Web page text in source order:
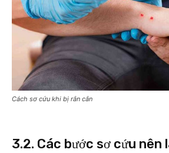
Cách sơ cứu khi bị rắn cắn
3.2. Các bước sơ cứu nên